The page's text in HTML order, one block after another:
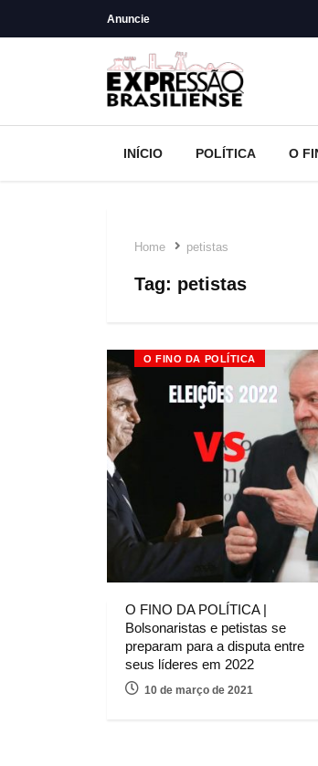
Anuncie
INÍCIO POLÍTICA O
Home petistas
Tag: petistas
O FINO DA POLÍTICA
O FINO DA POLÍTICA |
Bolsonaristas e petistas se
preparam para a disputa entre
seus líderes em 2022
10 de março de 2021